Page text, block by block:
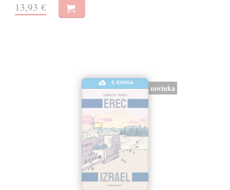
13,93 €
E-KNIHA
novinka